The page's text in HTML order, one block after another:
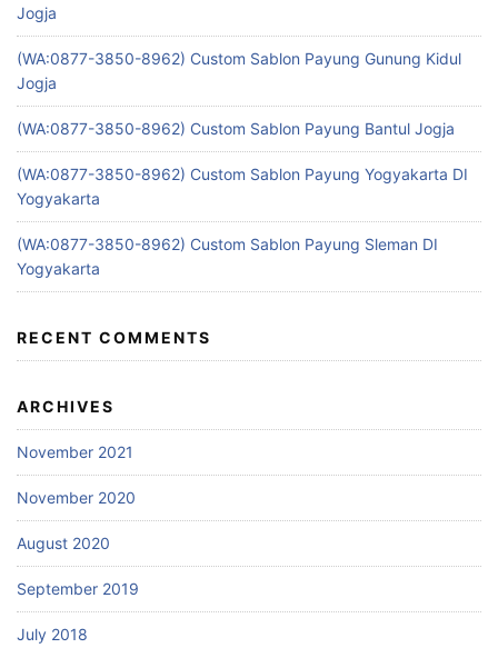
Jogja
(WA:0877-3850-8962) Custom Sablon Payung Gunung Kidul
Jogja
(WA:0877-3850-8962) Custom Sablon Payung Bantul Jogja
(WA:0877-3850-8962) Custom Sablon Payung Yogyakarta DI
Yogyakarta
(WA:0877-3850-8962) Custom Sablon Payung Sleman DI
Yogyakarta
RECENT COMMENTS
ARCHIVES
November 2021
November 2020
August 2020
September 2019
July 2018